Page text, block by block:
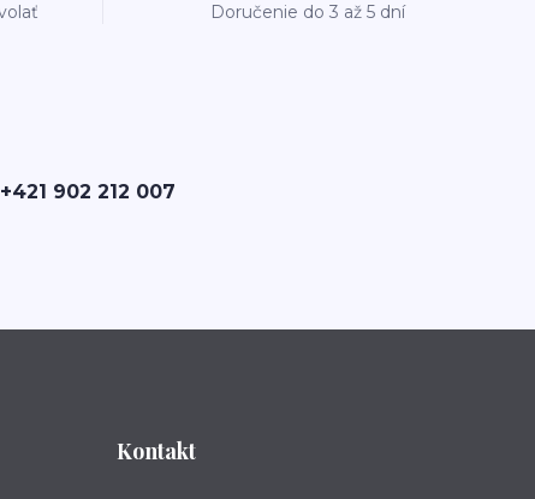
Doručenie do 3 až 5 dní
902 212 007
Kontakt